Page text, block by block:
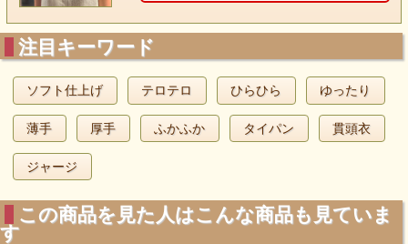
注目キーワード
ソフト仕上げ テロテロ ひらひら ゆったり
薄手 厚手 ふかふか タイパン 貫頭衣
ジャージ
この商品を見た人はこんな商品も見ていま
す